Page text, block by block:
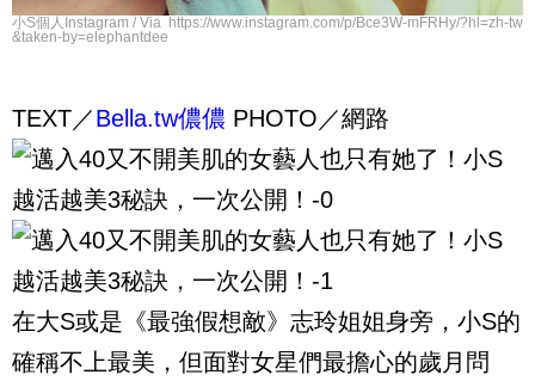
小S個人Instagram / Via https://www.instagram.com/p/Bce3W-mFRHy/?hl=zh-tw
&taken-by=elephantdee
TEXT／Bella.tw儂儂 PHOTO／網路
在大S或是《最強假想敵》志玲姐姐身旁，小S的
確稱不上最美，但面對女星們最擔心的歲月問